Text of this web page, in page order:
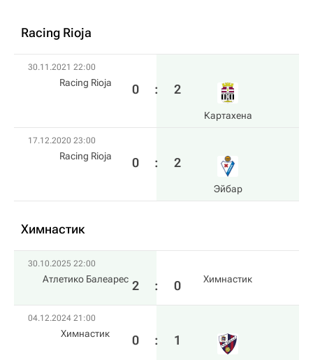
Racing Rioja
30.11.2021 22:00
Racing Rioja 0 : 2
Картахена
17.12.2020 23:00
Racing Rioja 0 : 2
Эйбар
Химнастик
30.10.2025 22:00
Атлетико Балеарес 2 : 0 Химнастик
04.12.2024 21:00
Химнастик 0 : 1